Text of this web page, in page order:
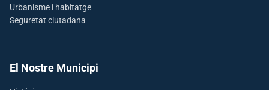
Urbanisme i habitatge
Seguretat ciutadana
El Nostre Municipi